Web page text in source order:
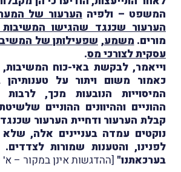
המשפט – ולפיה הערעור של
הערעור שכנגד שהגישו המשיבות
מורים.משמע, שפעילותן של
עסקית לצורכי מס.
וייאמר, לבקשת באי-כוח המשיבות,
כאמור משום ויתור על טענותיהן
המיסוייות הנובעות מכך, לרבות
ההוניים וההיוונים ההוניים
קבלת הערעור ודחיית הערעור
נוקטים עמדה בעניינים אלה,
לפנינו, והטענות שמורות
בערכאתנו" [ההדגשות אינן במקור –